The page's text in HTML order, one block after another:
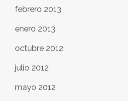
febrero 2013
enero 2013
octubre 2012
julio 2012
mayo 2012